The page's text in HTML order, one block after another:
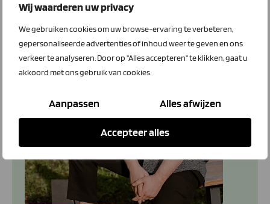
Wij waarderen uw privacy
We gebruiken cookies om uw browse-ervaring te verbeteren,
gepersonaliseerde advertenties of inhoud weer te geven en ons
verkeer te analyseren. Door op "Alles accepteren" te klikken, gaat u
akkoord met ons gebruik van cookies.
Aanpassen Alles afwijzen
Accepteer alles